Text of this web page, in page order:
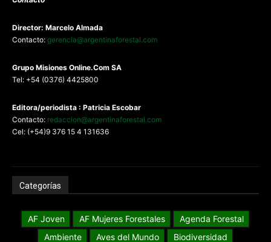
Director: Marcelo Almada
Contacto: gerencia@argentinaforestal.com
Grupo Misiones Online.Com SA
Tel: +54 (0376) 4425800
Editora/periodista : Patricia Escobar
Contacto: redaccion@argentinaforestal.com
Cel: (+54)9 376 15 4 131636
Categorías
AF Joven AF Mujeres Forestales
Agenda Forestal
Ambiente
Aves del Mundo
Biodiversidad